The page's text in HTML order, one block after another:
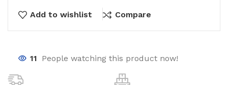
Add to wishlist Compare
11 People watching this product now!